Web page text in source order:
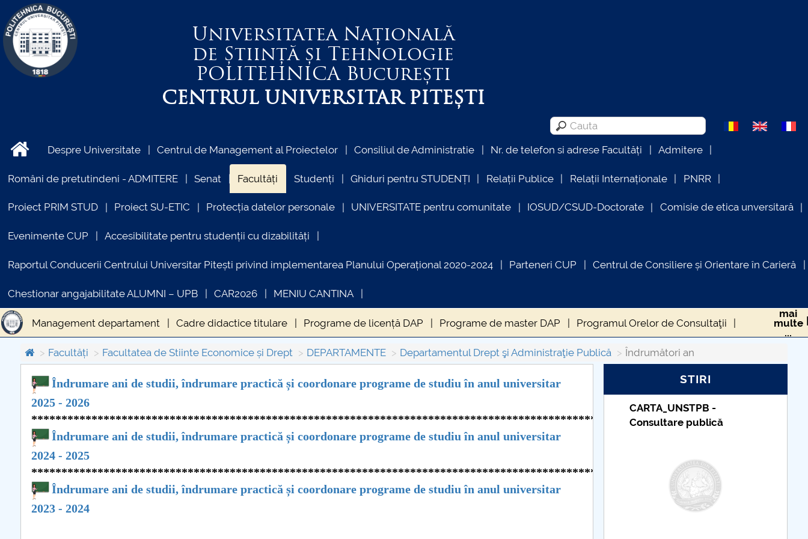
Universitatea Națională
de Știință și Tehnologie
POLITEHNICABucurești
CENTRUL UNIVERSITAR PITEȘTI
Despre Universitate Centrul de Management al Proiectelor Consiliul de Administratie Nr. de telefon si adrese Facultăți Admitere
Români de pretutindeni - ADMITERE Senat Facultăți Studenți Ghiduri pentru STUDENȚI Relații Publice Relații Internaționale PNRR
Proiect PRIM STUD Proiect SU-ETIC Protecția datelor personale UNIVERSITATE pentru comunitate IOSUD/CSUD-Doctorate Comisie de etica unversitară
Evenimente CUP Accesibilitate pentru studenții cu dizabilități
Raportul Conducerii Centrului Universitar Pitești privind implementarea Planului Operațional 2020-2024 Parteneri CUP Centrul de Consiliere și Orientare în Carieră
Chestionar angajabilitate ALUMNI – UPB CAR2026 MENIU CANTINA
Management departament Cadre didactice titulare Programe de licență DAP Programe de master DAP Programul Orelor de Consultaţii
Îndrumători an Organizare practică Cercetare Științifică
mai
multe
...
Facultăți
Facultatea de Stiinte Economice și Drept DEPARTAMENTE Departamentul Drept şi Administraţie Publică Îndrumători an
Îndrumare ani de studii, îndrumare practică și coordonare programe de studiu în anul universitar
2025 - 2026
****************************************************************************************************************
Îndrumare ani de studii, îndrumare practică și coordonare programe de studiu în anul universitar
2024 - 2025
****************************************************************************************************************
Îndrumare ani de studii, îndrumare practică și coordonare programe de studiu în anul universitar
2023 - 2024
STIRI
PRIMSTUD 26.03.2026
Consultare publică
Taxe de școlarizare
indexate – Centrul